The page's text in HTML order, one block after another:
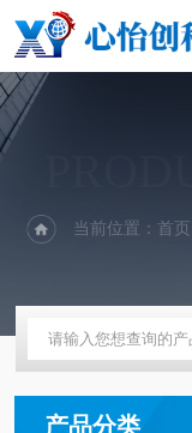
当前位置：首页
产品分类